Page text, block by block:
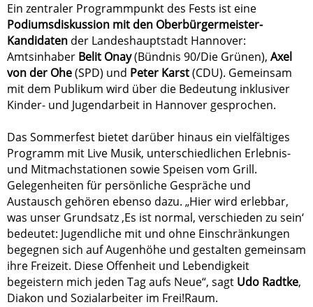
Ein zentraler Programmpunkt des Fests ist eine
Podiumsdiskussion mit den Oberbürgermeister-
Kandidaten der Landeshauptstadt Hannover:
Amtsinhaber Belit Onay(Bündnis 90/Die Grünen), Axel
von der Ohe(SPD) und Peter Karst(CDU). Gemeinsam
mit dem Publikum wird über die Bedeutung inklusiver
Kinder- und Jugendarbeit in Hannover gesprochen.
Das Sommerfest bietet darüber hinaus ein vielfältiges
Programm mit Live Musik, unterschiedlichen Erlebnis-
und Mitmachstationen sowie Speisen vom Grill.
Gelegenheiten für persönliche Gespräche und
Austausch gehören ebenso dazu. „Hier wird erlebbar,
was unser Grundsatz ‚Es ist normal, verschieden zu sein‘
bedeutet: Jugendliche mit und ohne Einschränkungen
begegnen sich auf Augenhöhe und gestalten gemeinsam
ihre Freizeit. Diese Offenheit und Lebendigkeit
begeistern mich jeden Tag aufs Neue“, sagt Udo Radtke,
Diakon und Sozialarbeiter im Frei!Raum.